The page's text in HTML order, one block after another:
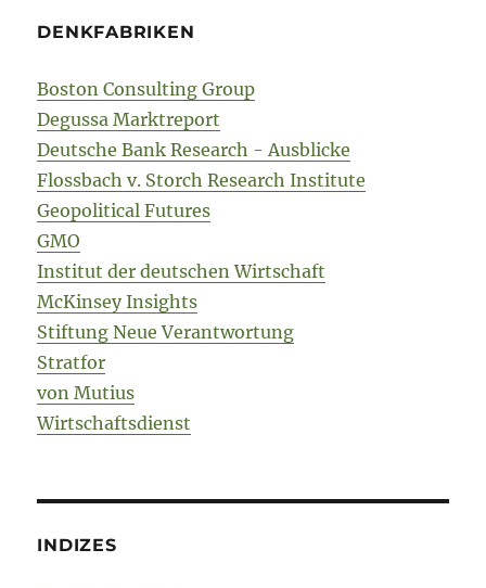
DENKFABRIKEN
Boston Consulting Group
Degussa Marktreport
Deutsche Bank Research - Ausblicke
Flossbach v. Storch Research Institute
Geopolitical Futures
GMO
Institut der deutschen Wirtschaft
McKinsey Insights
Stiftung Neue Verantwortung
Stratfor
von Mutius
Wirtschaftsdienst
INDIZES